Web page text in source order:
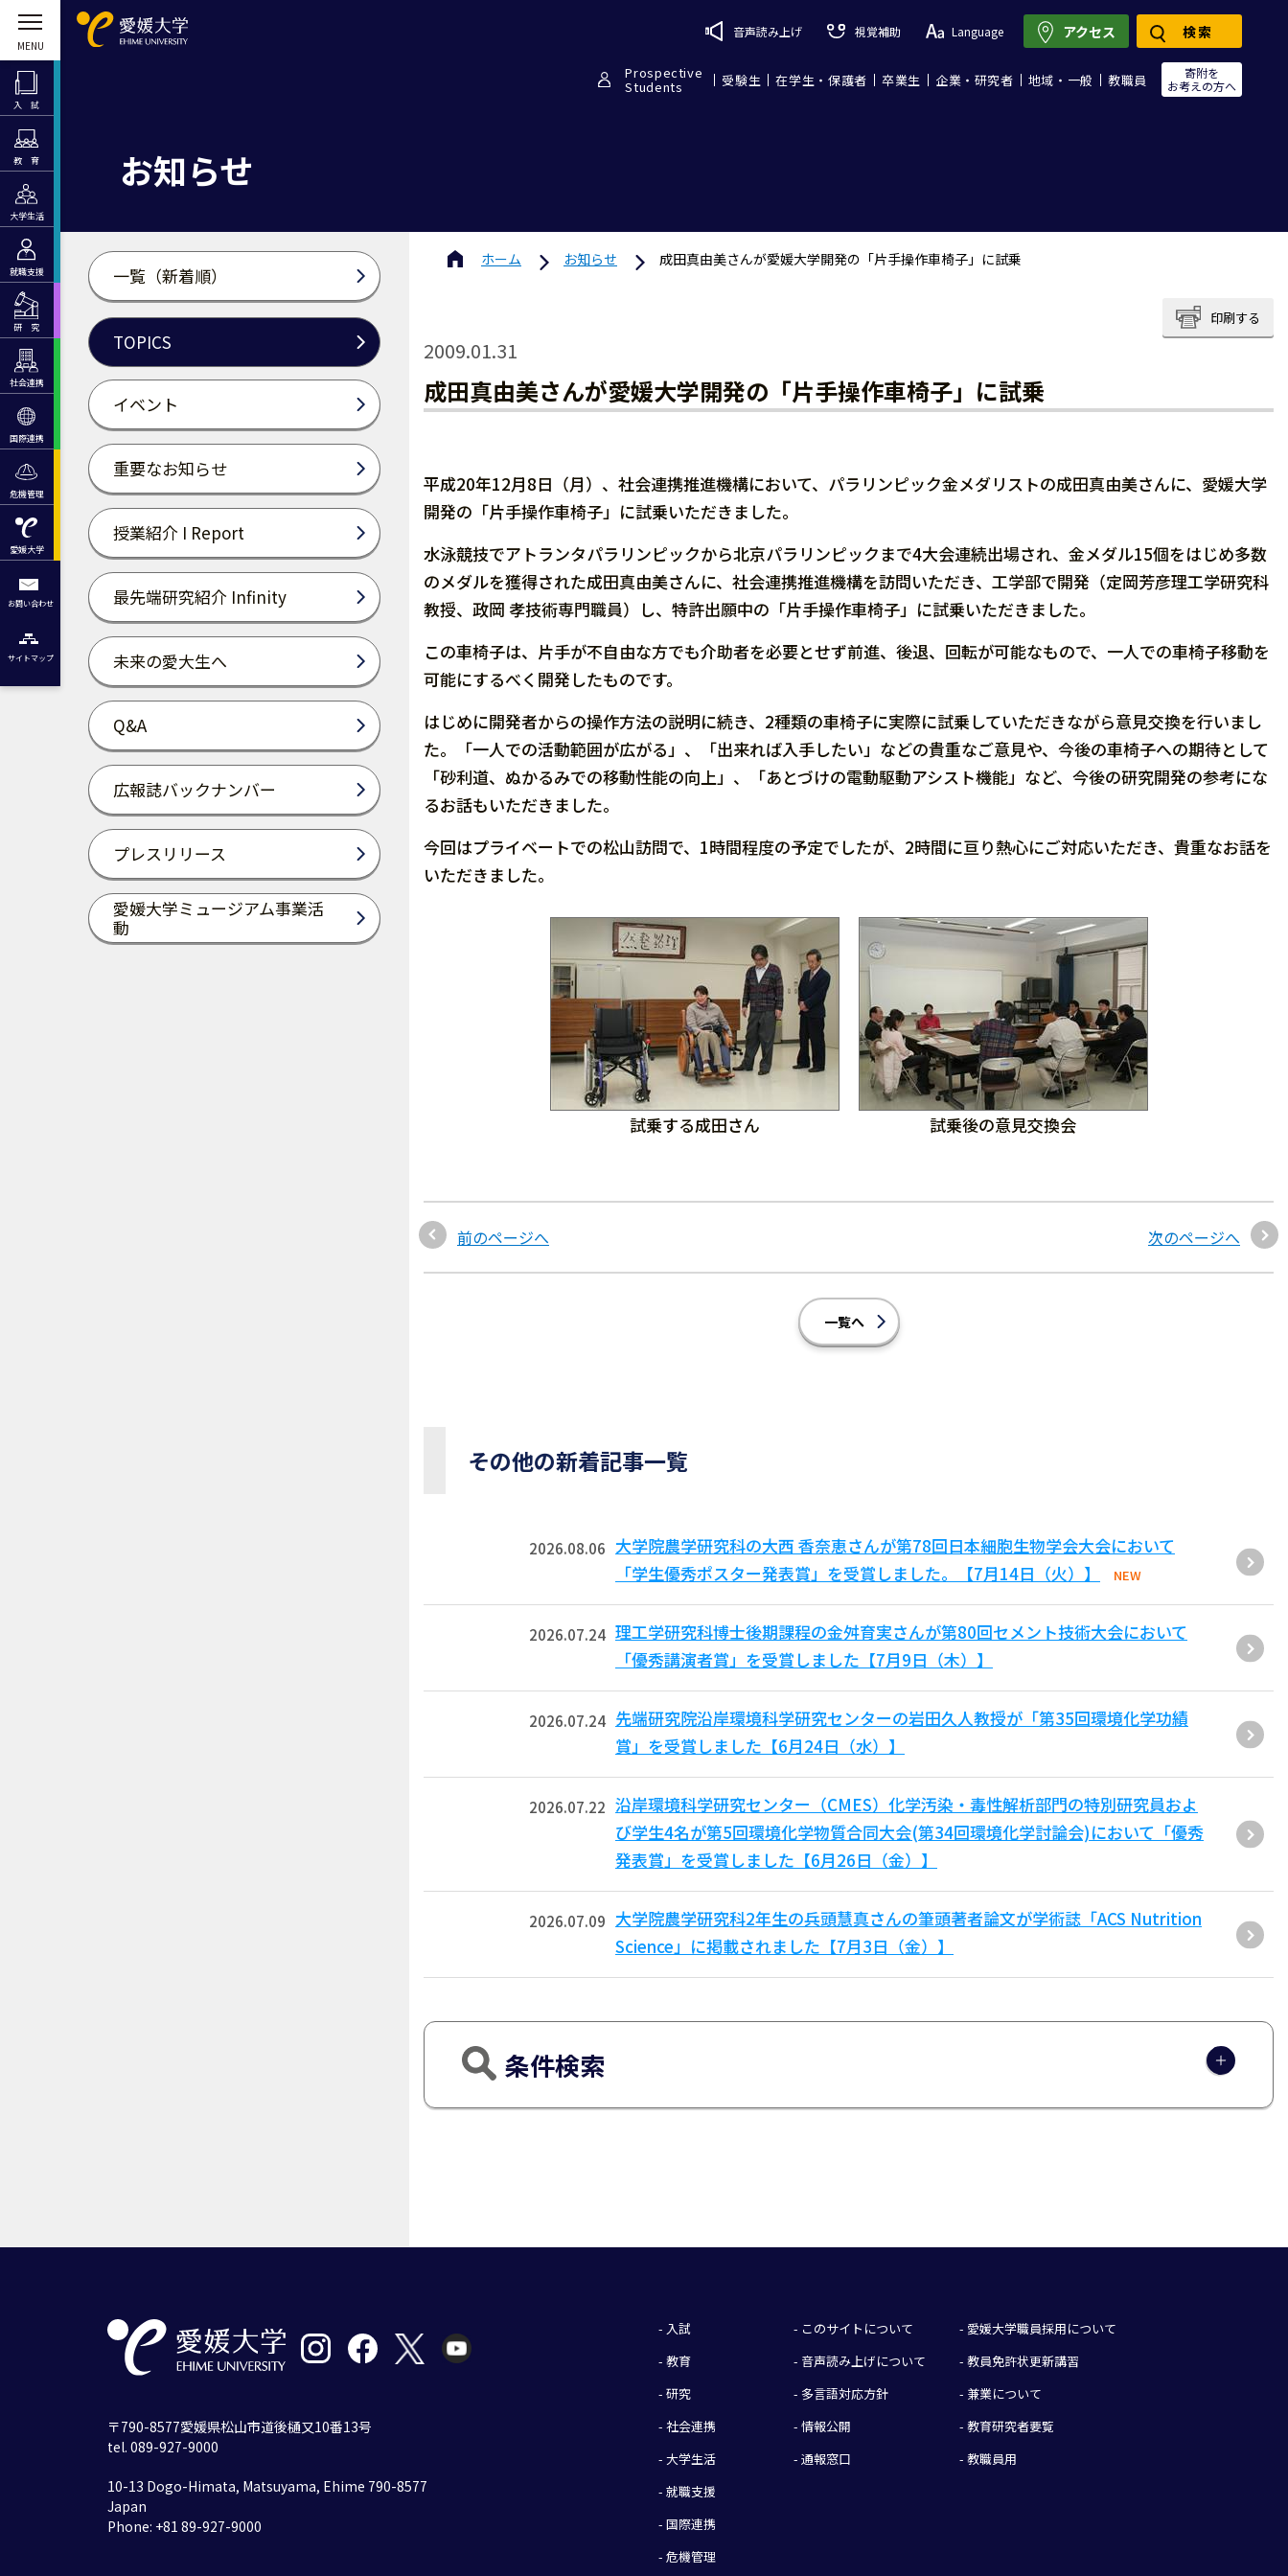
入 試
教 育
大学生活
就職支援
研 究
社会連携
国際連携
危機管理
愛媛大学
お問い合わせ
サイトマップ
音声読み上げ 視覚補助 Language
Prospective
Students 受験生 在学生・保護者 卒業生 企業・研究者 地域・一般 教職員
寄附を
お考えの方へ
アクセス 検索
お知らせ
一覧（新着順）
TOPICS
イベント
重要なお知らせ
授業紹介 I Report
最先端研究紹介 Infinity
未来の愛大生へ
Q&A
広報誌バックナンバー
プレスリリース
愛媛大学ミュージアム事業活
動
ホーム お知らせ 成田真由美さんが愛媛大学開発の「片手操作車椅子」に試乗
印刷する
2009.01.31
成田真由美さんが愛媛大学開発の「片手操作車椅子」に試乗
平成20年12月8日（月）、社会連携推進機構において、パラリンピック金メダリストの成田真由美さんに、愛媛大学
開発の「片手操作車椅子」に試乗いただきました。
水泳競技でアトランタパラリンピックから北京パラリンピックまで4大会連続出場され、金メダル15個をはじめ多数
のメダルを獲得された成田真由美さんに、社会連携推進機構を訪問いただき、工学部で開発（定岡芳彦理工学研究科
教授、政岡 孝技術専門職員）し、特許出願中の「片手操作車椅子」に試乗いただきました。
この車椅子は、片手が不自由な方でも介助者を必要とせず前進、後退、回転が可能なもので、一人での車椅子移動を
可能にするべく開発したものです。
はじめに開発者からの操作方法の説明に続き、2種類の車椅子に実際に試乗していただきながら意見交換を行いまし
た。「一人での活動範囲が広がる」、「出来れば入手したい」などの貴重なご意見や、今後の車椅子への期待として
「砂利道、ぬかるみでの移動性能の向上」、「あとづけの電動駆動アシスト機能」など、今後の研究開発の参考にな
るお話もいただきました。
今回はプライベートでの松山訪問で、1時間程度の予定でしたが、2時間に亘り熱心にご対応いただき、貴重なお話を
いただきました。
試乗する成田さん 試乗後の意見交換会
前のページへ 次のページへ
一覧へ
その他の新着記事一覧
2026.08.06 大学院農学研究科の大西 香奈恵さんが第78回日本細胞生物学会大会において
「学生優秀ポスター発表賞」を受賞しました。【7月14日（火）】
NEW
2026.07.24 理工学研究科博士後期課程の金舛育実さんが第80回セメント技術大会において
「優秀講演者賞」を受賞しました【7月9日（木）】
2026.07.24 先端研究院沿岸環境科学研究センターの岩田久人教授が「第35回環境化学功績
賞」を受賞しました【6月24日（水）】
2026.07.22 沿岸環境科学研究センター（CMES）化学汚染・毒性解析部門の特別研究員およ
び学生4名が第5回環境化学物質合同大会(第34回環境化学討論会)において「優秀
発表賞」を受賞しました【6月26日（金）】
2026.07.09 大学院農学研究科2年生の兵頭慧真さんの筆頭著者論文が学術誌「ACS Nutrition
Science」に掲載されました【7月3日（金）】
条件検索
- 入試
- 教育
- 研究
- 社会連携
- 大学生活
- 就職支援
- 国際連携
- 危機管理
- このサイトについて
- 音声読み上げについて
- 多言語対応方針
- 情報公開
- 通報窓口
- 愛媛大学職員採用について
- 教員免許状更新講習
- 兼業について
- 教育研究者要覧
- 教職員用
〒790-8577愛媛県松山市道後樋又10番13号
tel. 089-927-9000
10-13 Dogo-Himata, Matsuyama, Ehime 790-8577
Japan
Phone: +81 89-927-9000